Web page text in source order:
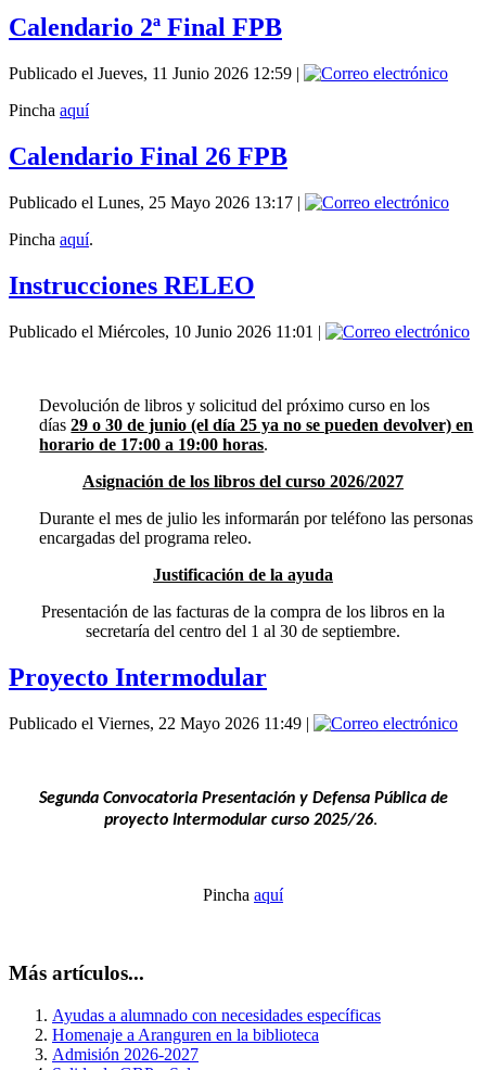
Calendario 2ª Final FPB
Publicado el Jueves, 11 Junio 2026 12:59 |
Pincha aquí
Calendario Final 26 FPB
Publicado el Lunes, 25 Mayo 2026 13:17 |
Pincha aquí.
Instrucciones RELEO
Publicado el Miércoles, 10 Junio 2026 11:01 |
Devolución de libros y solicitud del próximo curso en los
días29 o 30 de junio (el día 25 ya no se pueden devolver) en
horario de 17:00 a 19:00 horas.
Asignación de los libros del curso 2026/2027
Durante el mes de julio les informarán por teléfono las personas
encargadas del programa releo.
Justificación de la ayuda
Presentación de las facturas de la compra de los libros en la
secretaría del centro del 1 al 30 de septiembre.
Proyecto Intermodular
Publicado el Viernes, 22 Mayo 2026 11:49 |
Segunda Convocatoria Presentación y Defensa Pública de
proyecto Intermodular curso 2025/26.
Pincha aquí
Más artículos...
Ayudas a alumnado con necesidades específicas
Homenaje a Aranguren en la biblioteca
Admisión 2026-2027